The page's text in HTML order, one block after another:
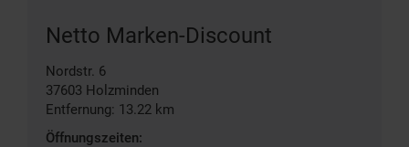
Netto Marken-Discount
Nordstr. 6
37603 Holzminden
Entfernung: 13.22 km
Öffnungszeiten: